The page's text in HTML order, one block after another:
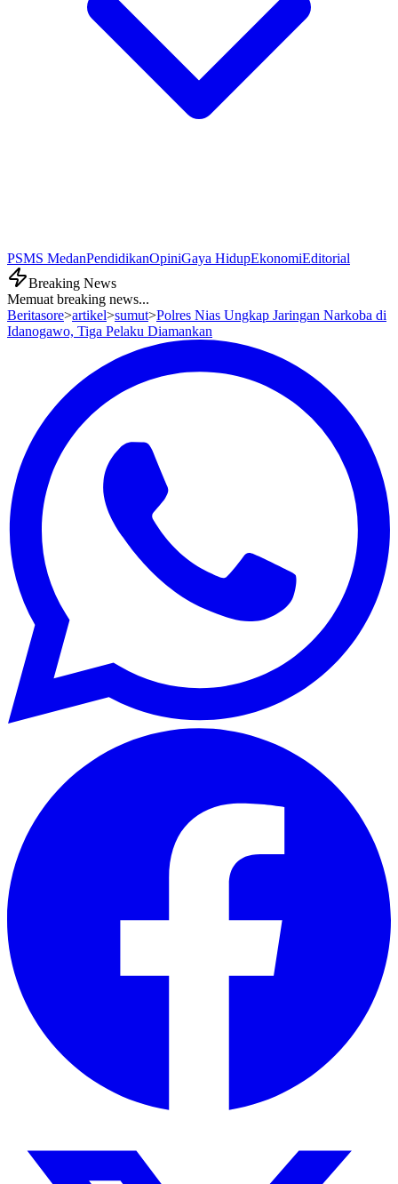
PSMS MedanPendidikanOpiniGaya HidupEkonomiEditorial
Breaking News
Memuat breaking news...
Beritasore>artikel>sumut>Polres Nias Ungkap Jaringan Narkoba di
Idanogawo, Tiga Pelaku Diamankan